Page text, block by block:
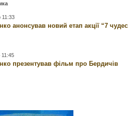
11:33
анонсував новий етап акції “7 чудес
11:45
презентував фільм про Бердичів